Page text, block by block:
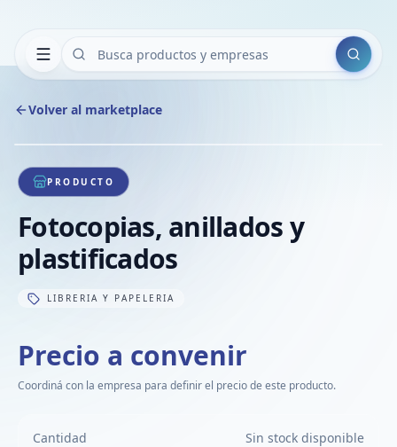
Buscar
Volver al marketplace
1/1
PRODUCTO
Fotocopias, anillados y
plastificados
LIBRERIA Y PAPELERIA
Precio a convenir
Coordiná con la empresa para definir el precio de este producto.
Cantidad Sin stock disponible